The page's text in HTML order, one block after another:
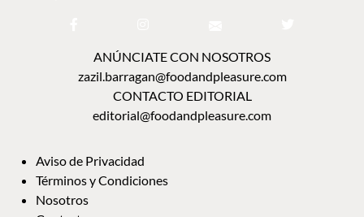
ANÚNCIATE CON NOSOTROS
zazil.barragan@foodandpleasure.com
CONTACTO EDITORIAL
editorial@foodandpleasure.com
Aviso de Privacidad
Términos y Condiciones
Nosotros